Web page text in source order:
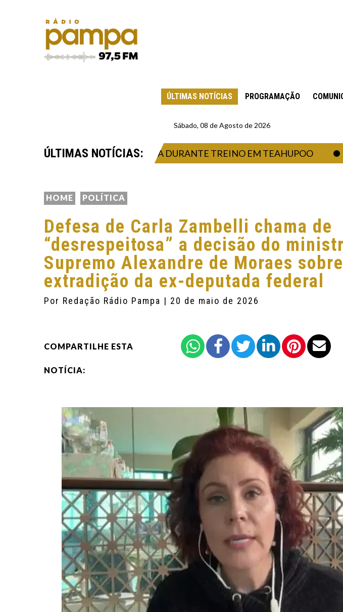
ÚLTIMAS NOTÍCIAS PROGRAMAÇÃO
Sábado, 08 de Agosto de 2026
ÚLTIMAS NOTÍCIAS:
FERIMENTO NA CABEÇA DURANTE TREINO EM TEAHUPOO
HOME POLÍTICA
Defesa de Carla Zambelli chama de
“desrespeitosa” a decisão do
Supremo Alexandre de Moraes
extradição da ex-deputada federal
Por Redação Rádio Pampa | 20 de maio de 2026
COMPARTILHE ESTA
NOTÍCIA: